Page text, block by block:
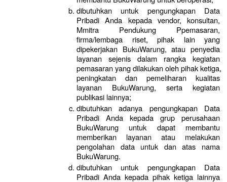
dibutuhkan untuk pengungkapan Data
Pribadi Anda kepada vendor, konsultan,
Mmitra Pendukung Ppemasaran,
firma/lembaga riset, pihak lain yang
dipekerjakan BukuWarung, atau penyedia
layanan sejenis dalam rangka kegiatan
pemasaran yang dilakukan oleh pihak ketiga,
peningkatan dan pemeliharan kualitas
layanan BukuWarung, serta kegiatan
publikasi lainnya;
dibutuhkan adanya pengungkapan Data
Pribadi Anda kepada grup perusahaan
BukuWarung untuk dapat membantu
memberikan layanan atau melakukan
pengolahan data untuk dan atas nama
BukuWarung.
dibutuhkan untuk pengungkapan Data
Pribadi Anda kepada pihak ketiga lainnya